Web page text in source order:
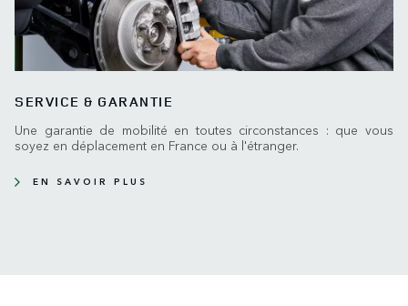
SERVICE & GARANTIE
Une garantie de mobilité en toutes circonstances : que vous
soyez en déplacement en France ou à l'étranger.
EN SAVOIR PLUS